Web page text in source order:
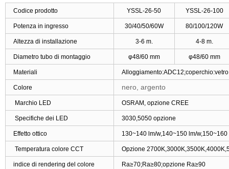
Codice prodotto YSSL-26-50 YSSL-26-100
Potenza in ingresso 30/40/50/60W 80/100/120W
Altezza di installazione 3-6 m. 4-8 m.
Diametro tubo di montaggio φ48/60 mm φ48/60 mm
Materiali
Colore nero, argento
Marchio LED OSRAM, opzione CREE
Specifiche dei LED 3030,5050 opzione
Effetto ottico 130~140 lm/w,140~150 lm/
Temperatura colore CCT Opzione
indice di rendering del colore Ra≥70;Ra≥80;opzione Ra≥90